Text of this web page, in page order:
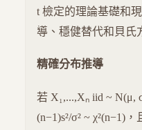
t 檢定的理論基礎和
導、穩健替代和貝氏
精確分布推導
若 X₁,...,Xₙ iid ~ N(μ,
(n−1)s²/σ² ~ χ²(n−1)